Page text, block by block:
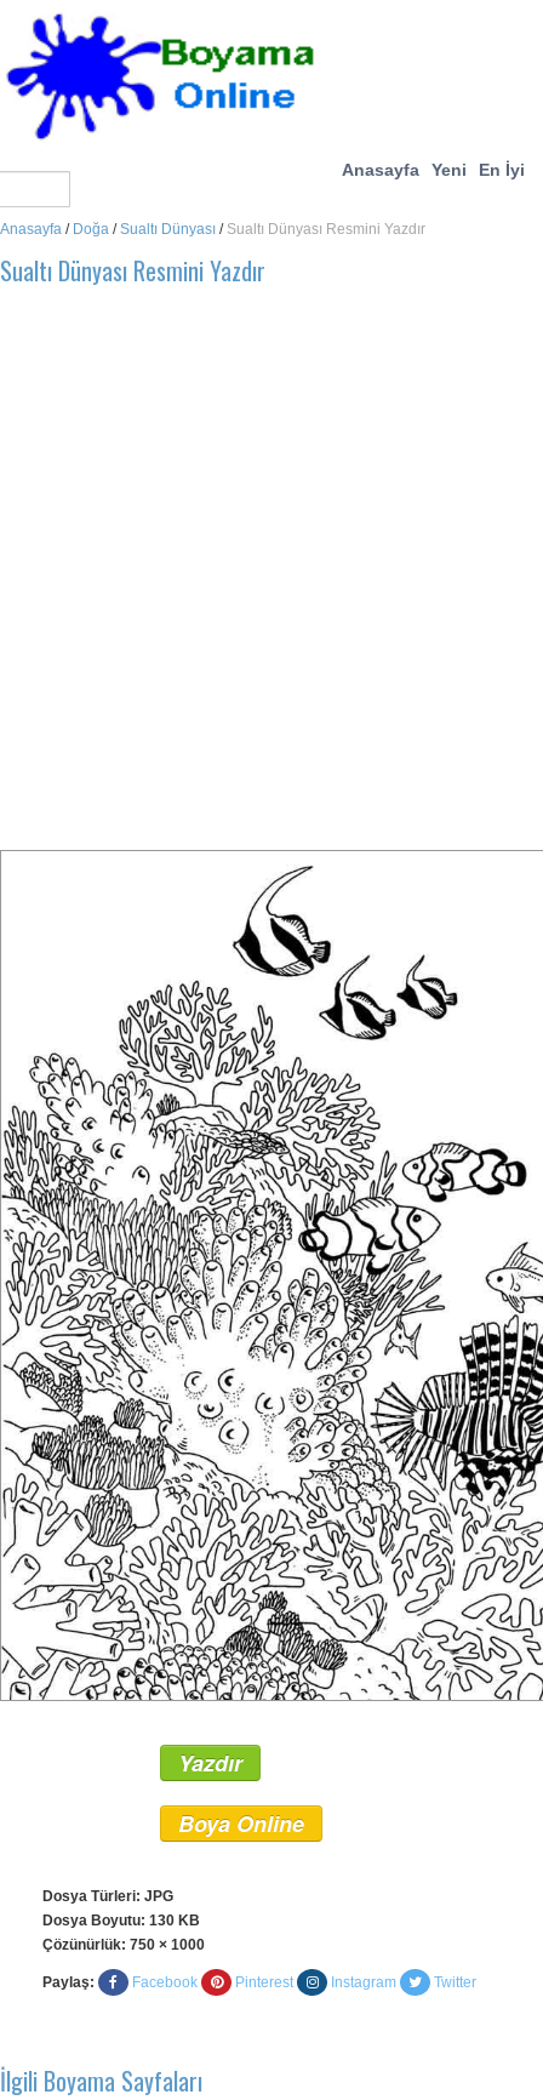
Anasayfa Yeni En İyi
Anasayfa / Doğa /Sualtı Dünyası / Sualtı Dünyası Resmini Yazdır
Sualtı Dünyası Resmini Yazdır
Yazdır
Boya Online
Dosya Türleri: JPG
Dosya Boyutu: 130 KB
Çözünürlük: 750 × 1000
Paylaş: Facebook Pinterest Instagram Twitter
İlgili Boyama Sayfaları